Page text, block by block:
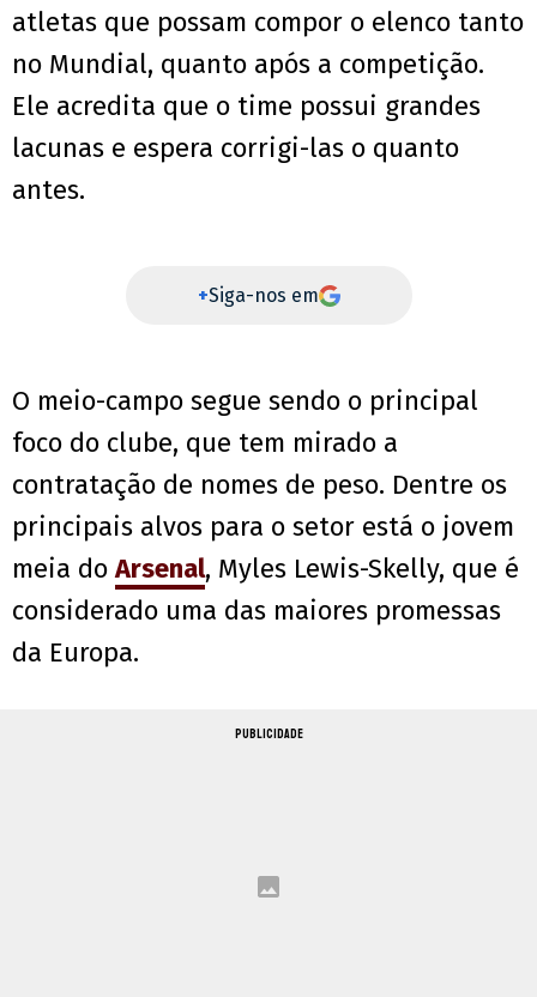
atletas que possam compor o elenco tanto
no Mundial, quanto após a competição.
Ele acredita que o time possui grandes
lacunas e espera corrigi-las o quanto
antes.
+Siga-nos em
O meio-campo segue sendo o principal
foco do clube, que tem mirado a
contratação de nomes de peso. Dentre os
principais alvos para o setor está o jovem
meia doArsenal, Myles Lewis-Skelly, que é
considerado uma das maiores promessas
da Europa.
PUBLICIDADE